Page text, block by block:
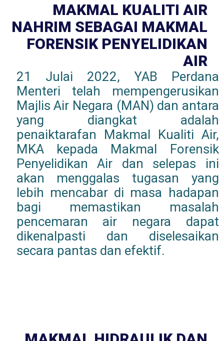
MAKMAL KUALITI AIR
NAHRIM SEBAGAI MAKMAL
FORENSIK PENYELIDIKAN
AIR
21 Julai 2022, YAB Perdana
Menteri telah mempengerusikan
Majlis Air Negara (MAN) dan antara
yang diangkat adalah
penaiktarafan Makmal Kualiti Air,
MKA kepada Makmal Forensik
Penyelidikan Air dan selepas ini
akan menggalas tugasan yang
lebih mencabar di masa hadapan
bagi memastikan masalah
pencemaran air negara dapat
dikenalpasti dan diselesaikan
secara pantas dan efektif.